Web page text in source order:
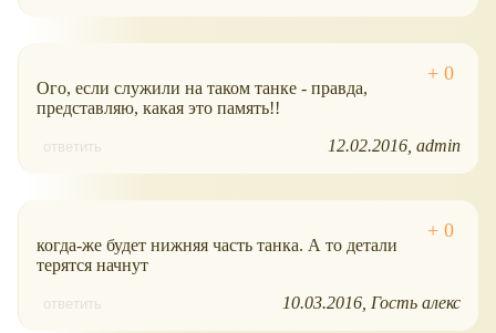
Ого, если служили на таком танке - правда,
представляю, какая это память!!
ответить 12.02.2016 admin
когда-же будет нижняя часть танка. А то детали
терятся начнут
ответить 10.03.2016 Гость алекс